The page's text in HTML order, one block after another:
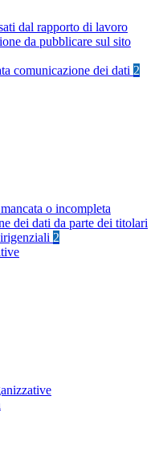
dal rapporto di lavoro
da pubblicare sul sito
comunicazione dei dati 2
o incompleta
dei dati da parte dei titolari
2